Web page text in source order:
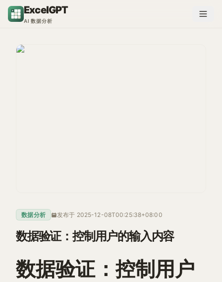
跳到内容ExcelGPT
AI 数据分析
数据分析 发布于 2025-12-08T00:25:38+08:00
数据验证：控制用户的输入内容
数据验证：控制用户